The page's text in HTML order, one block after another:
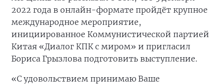
2022 года в онлайн-формате пройдёт крупное
международное мероприятие,
инициированное Коммунистической партией
Китая «Диалог КПК с миром» и пригласил
Бориса Грызлова подготовить выступление.
«С удовольствием принимаю Ваше